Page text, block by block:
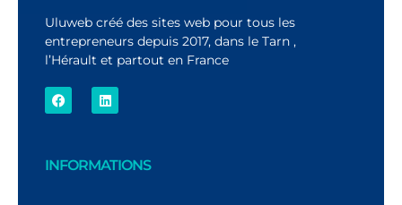
Uluweb créé des sites web pour tous les
entrepreneurs depuis 2017, dans le Tarn ,
l’Hérault et partout en France
INFORMATIONS